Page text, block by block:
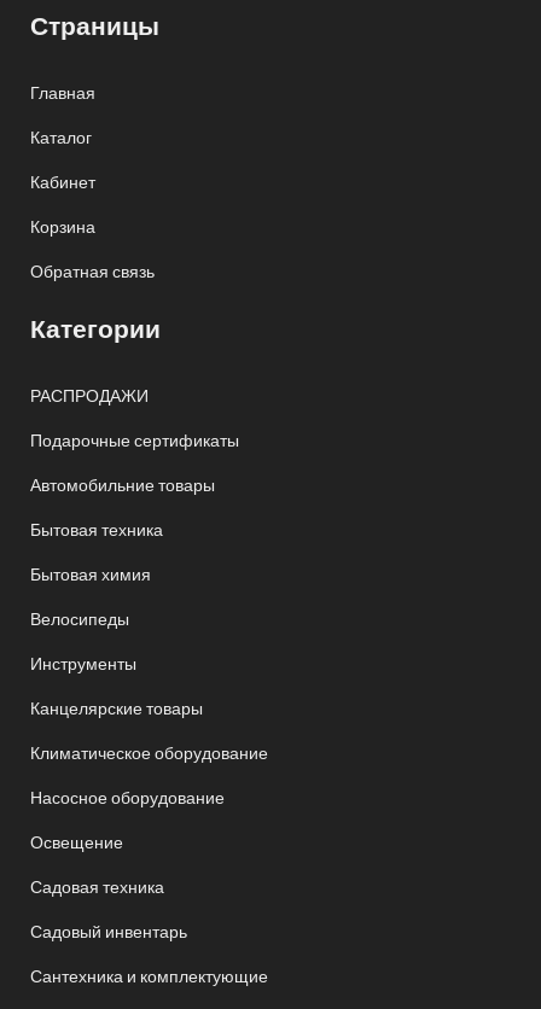
Страницы
Главная
Каталог
Кабинет
Корзина
Обратная связь
Категории
РАСПРОДАЖИ
Подарочные сертификаты
Автомобильние товары
Бытовая техника
Бытовая химия
Велосипеды
Инструменты
Канцелярские товары
Климатическое оборудование
Насосное оборудование
Освещение
Садовая техника
Садовый инвентарь
Сантехника и комплектующие